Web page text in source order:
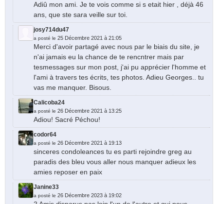
Adiû mon ami. Je te vois comme si s etait hier , déjà 46
ans, que ste sara veille sur toi.
josy714du47
a posté le 25 Décembre 2021 à 21:05
Merci d'avoir partagé avec nous par le biais du site, je
n'ai jamais eu la chance de te rencntrer mais par
tesmessages sur mon post, j'ai pu apprécier l'homme et
l'ami à travers tes écrits, tes photos. Adieu Georges.. tu
vas me manquer. Bisous.
Calicoba24
a posté le 26 Décembre 2021 à 13:25
Adiou! Sacré Péchou!
codor64
a posté le 26 Décembre 2021 à 19:13
sinceres condoleances tu es parti rejoindre greg au
paradis des bleu vous aller nous manquer adieux les
amies reposer en paix
Janine33
a posté le 26 Décembre 2023 à 19:02